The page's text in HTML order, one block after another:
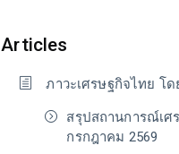
Articles
ภาวะเศรษฐกิจไทย โ
สรุปสถานการณ์เศ
กรกฎาคม 2569